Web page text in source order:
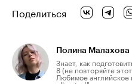
Поделиться
Полина Малахова
Знает, как
8 (не повторяйте
Любимое